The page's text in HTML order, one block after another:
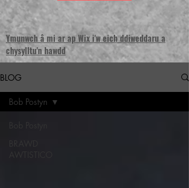
Ymunwch â mi ar ap Wix i'w eich ddiweddaru a
chysylltu'n hawdd
BLOG
Bob Postyn